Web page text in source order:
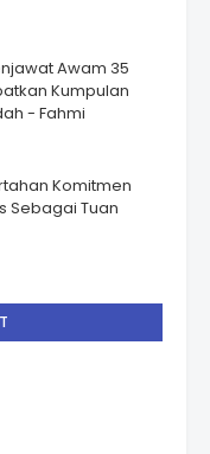
Awam 35
Kumpulan
- Fahmi
Komitmen
Sebagai Tuan